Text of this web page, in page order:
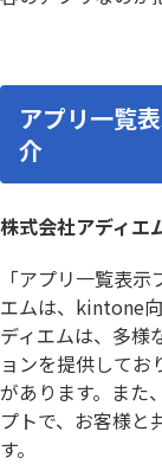
アプリ一覧
介
株式会社アディエ
「アプリ一覧表
エムは、kintone
ディエムは、多様
ョンを提供してお
があります。また
プトで、お客様と
す。